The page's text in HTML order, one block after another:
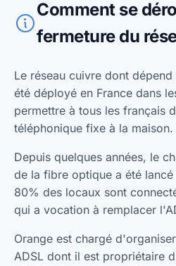
Comment se
fermeture du
Le réseau cuivre dont
été déployé en France dans
permettre à tous les français
téléphonique fixe à la maison.
Depuis quelques années, le
de la fibre optique a été
80% des locaux sont
qui a vocation à remplacer
Orange est chargé
ADSL dont il est propriétaire